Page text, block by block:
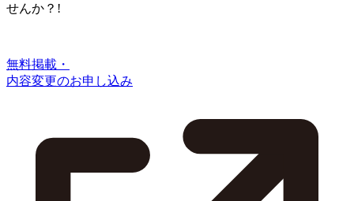
せんか？!
無料掲載・
内容変更のお申し込み